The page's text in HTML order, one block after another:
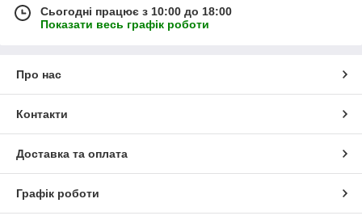
Сьогодні працює з 10:00 до 18:00
Показати весь графік роботи
Про нас
Контакти
Доставка та оплата
Графік роботи